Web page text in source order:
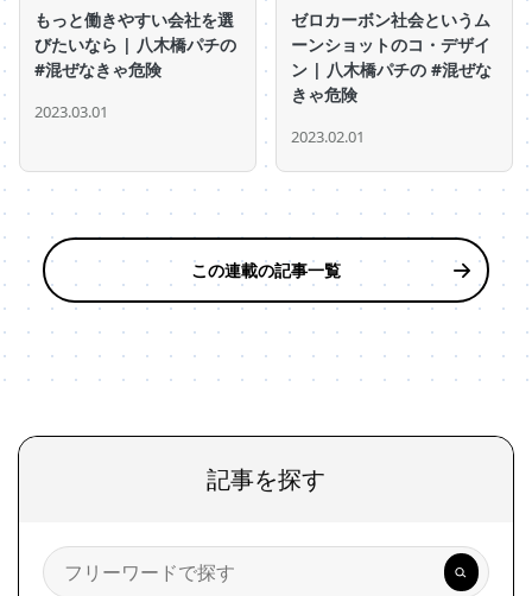
もっと働きやすい会社を選
びたいなら | 八木橋パチの
#混ぜなきゃ危険
2023.03.01
ゼロカーボン社会というム
ーンショットのコ・デザイ
ン | 八木橋パチの #混ぜな
きゃ危険
2023.02.01
この連載の記事一覧
記事を探す
検
索